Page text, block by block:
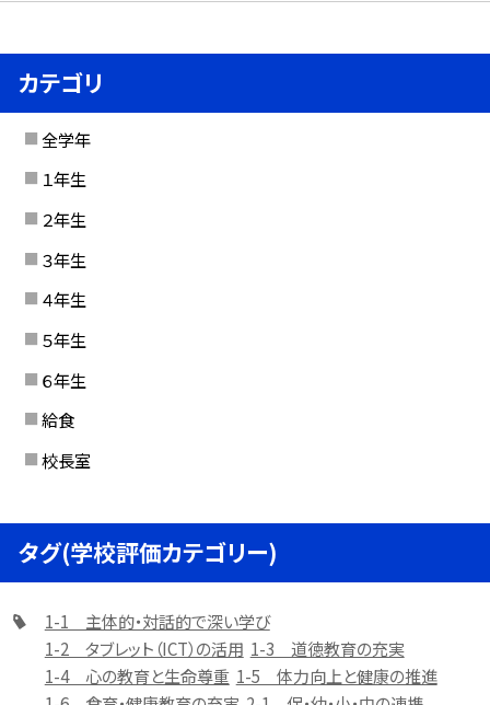
カテゴリ
全学年
１年生
２年生
３年生
４年生
５年生
６年生
給食
校長室
タグ(学校評価カテゴリー)
1-1 主体的・対話的で深い学び
1-2 タブレット（ICT）の活用 1-3 道徳教育の充実
1-4 心の教育と生命尊重 1-5 体力向上と健康の推進